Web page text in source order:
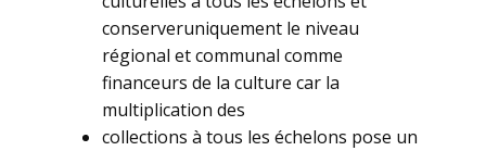
conserveruniquement le niveau
régional et communal comme
financeurs de la culture car la
multiplication des
collections à tous les échelons pose un